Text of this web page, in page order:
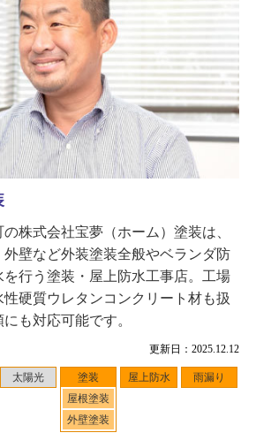
更新日：2025.12.12
太陽光
塗装
屋根塗装
外壁塗装
屋上防水 雨漏り
株式会社宝夢（ホーム）塗装は、
壁など外装塗装全般やベランダ防
行う塗装・屋上防水工事店。工場
硬質ウレタンコンクリート材も扱
も対応可能です。